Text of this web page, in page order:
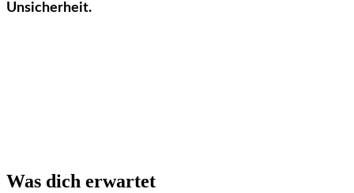
Unsicherheit.
Was dich erwartet